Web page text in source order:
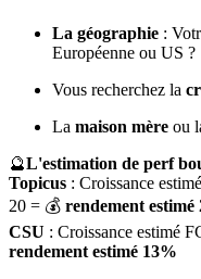
La géographie :
Européenne ou US ?
Vous recherchez la
La maison mère ou
🔮L'estimation de perf
Topicus : Croissance
20 = 💰 rendement estimé
CSU : Croissance estimé
rendement estimé 13%